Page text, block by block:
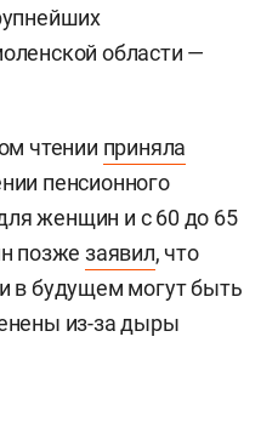
области —
чтении приняла
пенсионного
женщин и с 60 до 65
позжезаявил, что
в будущем могут быть
из-за дыры